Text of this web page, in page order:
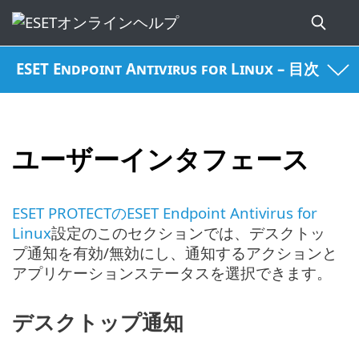
ESET Endpoint Antivirus for Linux – 目次
ユーザーインタフェース
ESET PROTECTのESET Endpoint Antivirus for
Linux設定のこのセクションでは、デスクトッ
プ通知を有効/無効にし、通知するアクションと
アプリケーションステータスを選択できます。
デスクトップ通知